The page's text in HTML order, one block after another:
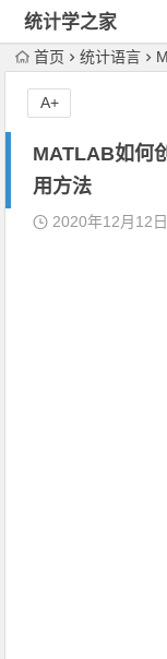
统计学之家
首页 统计语言
MATLAB如何
用方法
2020年12月12日
A+